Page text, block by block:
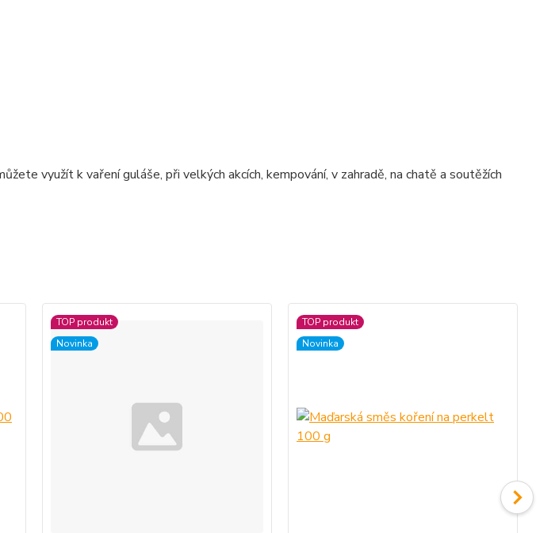
využít k vaření guláše, při velkých akcích, kempování, v zahradě, na chatě a soutěžích
TOP produkt
Novinka
TOP produkt
Novinka